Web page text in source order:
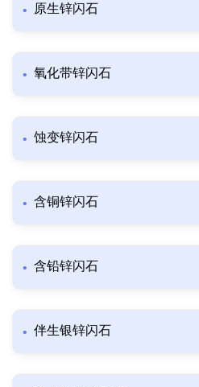
原生锌闪石
氧化带锌闪石
蚀变锌闪石
含铜锌闪石
含铅锌闪石
伴生银锌闪石